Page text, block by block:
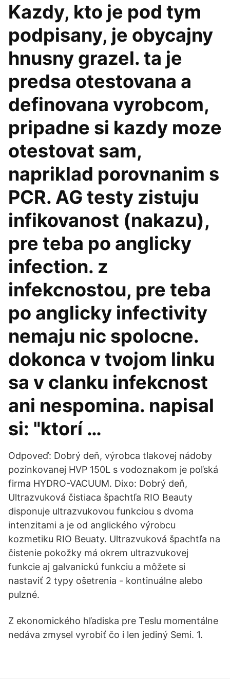
Kazdy, kto je pod tym
podpisany, je obycajny
hnusny grazel. ta je
predsa otestovana a
definovana vyrobcom,
pripadne si kazdy moze
otestovat sam,
napriklad porovnanim s
PCR. AG testy zistuju
infikovanost (nakazu),
pre teba po anglicky
infection. z
infekcnostou, pre teba
po anglicky infectivity
nemaju nic spolocne.
dokonca v tvojom linku
sa v clanku infekcnost
ani nespomina. napisal
si: "ktorí …
Odpoveď: Dobrý deň, výrobca tlakovej nádoby
pozinkovanej HVP 150L s vodoznakom je poľská
firma HYDRO-VACUUM. Dixo: Dobrý deň,
Ultrazvuková čistiaca špachtľa RIO Beauty
disponuje ultrazvukovou funkciou s dvoma
intenzitami a je od anglického výrobcu
kozmetiku RIO Beuaty. Ultrazvuková špachtľa na
čistenie pokožky má okrem ultrazvukovej
funkcie aj galvanickú funkciu a môžete si
nastaviť 2 typy ošetrenia - kontinuálne alebo
pulzné.
Z ekonomického hľadiska pre Teslu momentálne
nedáva zmysel vyrobiť čo i len jediný Semi. 1.